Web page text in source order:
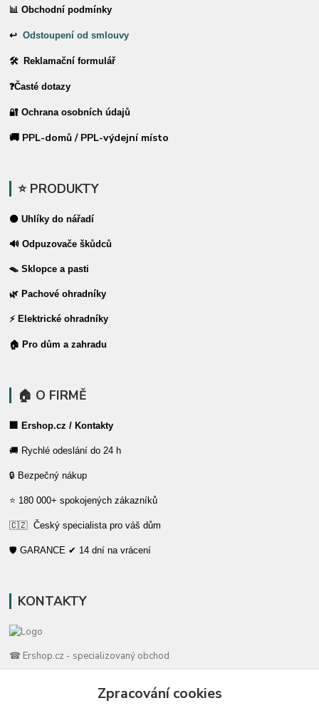
📊 Obchodní podmínky
↩Odstoupení od smlouvy
🛠 Reklamační formulář
❓Časté dotazy
🔐 Ochrana osobních údajů
🚚 PPL-domů / PPL-výdejní místo
⭐ PRODUKTY
⚫ Uhlíky do nářadí
🔊 Odpuzovače škůdců
🪤 Sklopce a pasti
🌿 Pachové ohradníky
⚡ Elektrické ohradníky
🏠 Pro dům a zahradu
🏠 O FIRMĚ
🏢 Ershop.cz / Kontakty
🚚 Rychlé odeslání do 24 h
🔒 Bezpečný nákup
⭐ 180 000+ spokojených zákazníků
🇨🇿 Český specialista pro váš dům
🛡️ GARANCE ✔ 14 dní na vrácení
KONTAKTY
☎ Ershop.cz - specializovaný obchod
🛡️ Zákaznická podpora
Zpracování cookies